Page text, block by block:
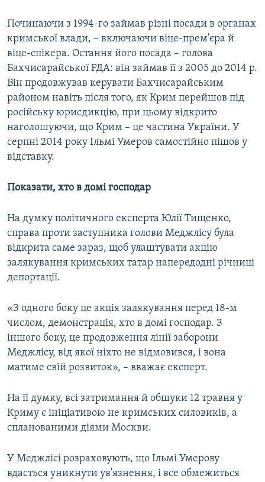
Починаючи з 1994-го займав різні посади в органах
кримської влади, – включаючи віце-прем'єра й
віце-спікера. Остання його посада – голова
Бахчисарайської РДА: він займав її з 2005 до 2014 р.
Він продовжував керувати Бахчисарайським
районом навіть після того, як Крим перейшов під
російську юрисдикцію, при цьому відкрито
наголошуючи, що Крим – це частина України. У
серпні 2014 року Ільмі Умеров самостійно пішов у
відставку.
Показати, хто в домі господар
На думку політичного експерта Юлії Тищенко,
справа проти заступника голови Меджлісу була
відкрита саме зараз, щоб улаштувати акцію
залякування кримських татар напередодні річниці
депортації.
«З одного боку це акція залякування перед 18-м
числом, демонстрація, хто в домі господар. З
іншого боку, це продовження лінії заборони
Меджлісу, від якої ніхто не відмовився, і вона
матиме свій розвиток», – вважає експерт.
На її думку, всі затримання й обшуки 12 травня у
Криму є ініціативою не кримських силовиків, а
спланованими діями Москви.
У Меджлісі розраховують, що Ільмі Умерову
вдасться уникнути ув'язнення, і все обмежиться